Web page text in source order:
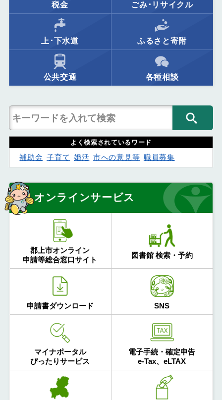
税金 ごみ･リサイクル
上･下水道 ふるさと寄附
公共交通 各種相談
よく検索されているワード
補助金 子育て 婚活 市への意見等 職員募集
オンラインサービス
郡上市オンライン
申請等総合窓口サイト
図書館 検索・予約
申請書ダウンロード SNS
マイナポータル
ぴったりサービス
電子手続・確定申告
e-Tax、eLTAX